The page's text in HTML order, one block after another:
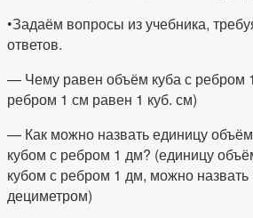
•Задаём вопросы из учебника,
ответов.
— Чему равен объём куба с ребром
ребром 1 см равен 1 куб. см)
— Как можно назвать единицу
кубом с ребром 1 дм? (единицу
кубом с ребром 1 дм, можно назвать
дециметром)